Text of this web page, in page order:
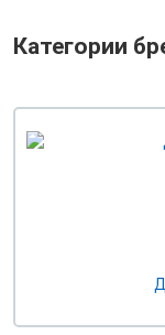
Категории